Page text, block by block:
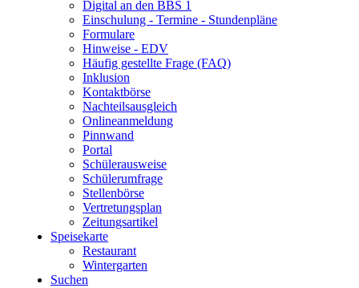
Digital an den BBS 1
Einschulung - Termine - Stundenpläne
Formulare
Hinweise - EDV
Häufig gestellte Frage (FAQ)
Inklusion
Kontaktbörse
Nachteilsausgleich
Onlineanmeldung
Pinnwand
Portal
Schülerausweise
Schülerumfrage
Stellenbörse
Vertretungsplan
Zeitungsartikel
Speisekarte
Restaurant
Wintergarten
Suchen